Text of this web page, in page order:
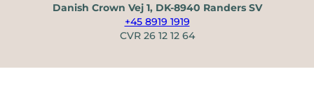
Danish Crown Vej 1, DK-8940 Randers SV
+45 8919 1919
CVR 26 12 12 64